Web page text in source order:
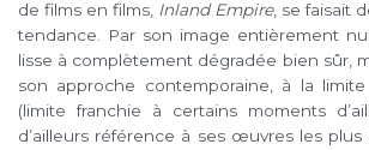
de films en films, Inland Empire, se faisait
tendance. Par son image entièrement
lisse à complètement dégradée bien sûr,
son approche contemporaine, à la limite
(limite franchie à certains moments
d’ailleurs référence à ses œuvres les plus